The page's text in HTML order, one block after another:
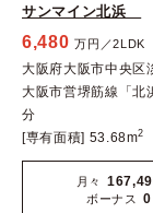
サンマイン北浜
6,480 万円／2LDK
大阪府大阪市中央区
大阪市営堺筋線「北
分
[専有面積] 53.68m2
月々
ボーナス
0